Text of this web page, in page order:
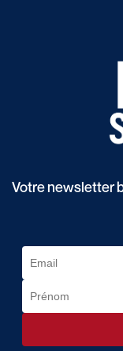
Votre newsletter